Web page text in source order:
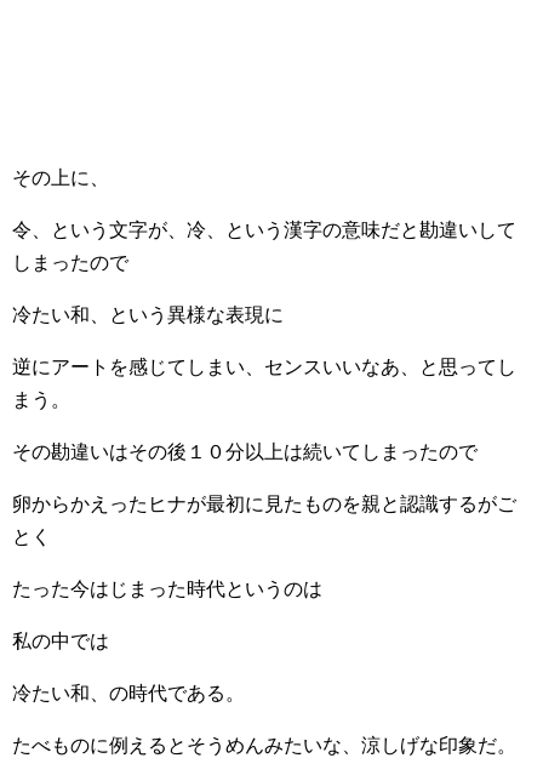
その上に、
令、という文字が、冷、という漢字の意味だと勘違いして
しまったので
冷たい和、という異様な表現に
逆にアートを感じてしまい、センスいいなあ、と思ってし
まう。
その勘違いはその後１０分以上は続いてしまったので
卵からかえったヒナが最初に見たものを親と認識するがご
とく
たった今はじまった時代というのは
私の中では
冷たい和、の時代である。
たべものに例えるとそうめんみたいな、涼しげな印象だ。